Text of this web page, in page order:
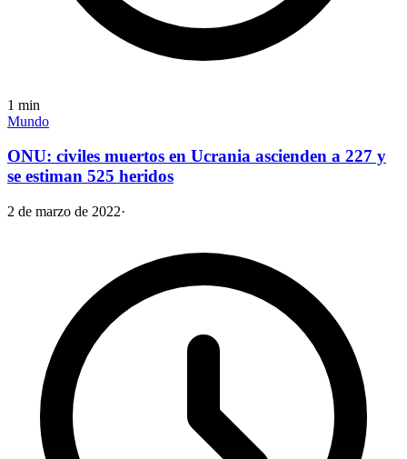
1 min
Mundo
ONU: civiles muertos en Ucrania ascienden a 227 y
se estiman 525 heridos
2 de marzo de 2022·